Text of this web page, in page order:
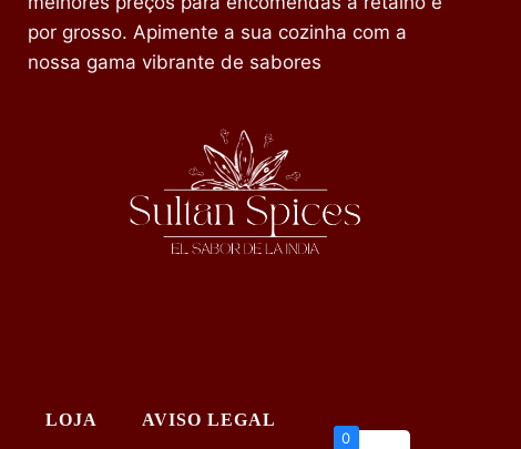
por grosso. Apimente a sua cozinha com a
nossa gama vibrante de sabores
LOJA AVISO LEGAL
0